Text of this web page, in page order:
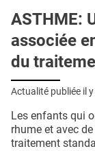
ASTHME:
associée
du
Actualité publiée il y
Les enfants qui
rhume et avec
traitement